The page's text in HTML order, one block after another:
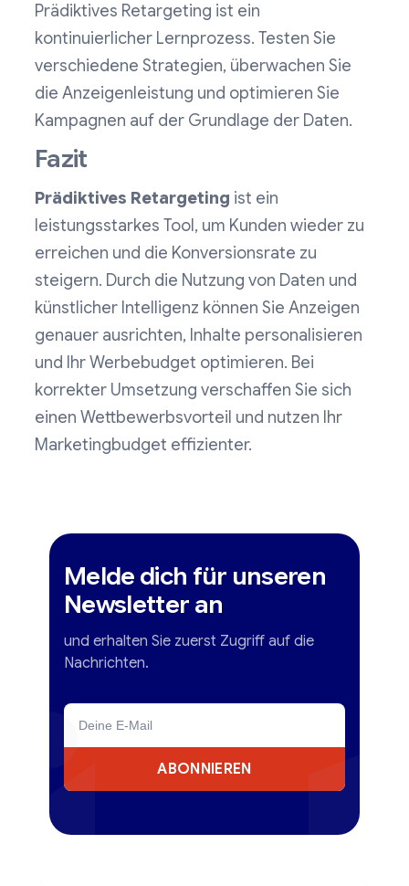
Prädiktives Retargeting ist ein
kontinuierlicher Lernprozess. Testen Sie
verschiedene Strategien, überwachen Sie
die Anzeigenleistung und optimieren Sie
Kampagnen auf der Grundlage der Daten.
Fazit
Prädiktives Retargeting ist ein
leistungsstarkes Tool, um Kunden wieder zu
erreichen und die Konversionsrate zu
steigern. Durch die Nutzung von Daten und
künstlicher Intelligenz können Sie Anzeigen
genauer ausrichten, Inhalte personalisieren
und Ihr Werbebudget optimieren. Bei
korrekter Umsetzung verschaffen Sie sich
einen Wettbewerbsvorteil und nutzen Ihr
Marketingbudget effizienter.
Melde dich für unseren
Newsletter an
und erhalten Sie zuerst Zugriff auf die
Nachrichten.
ABONNIEREN